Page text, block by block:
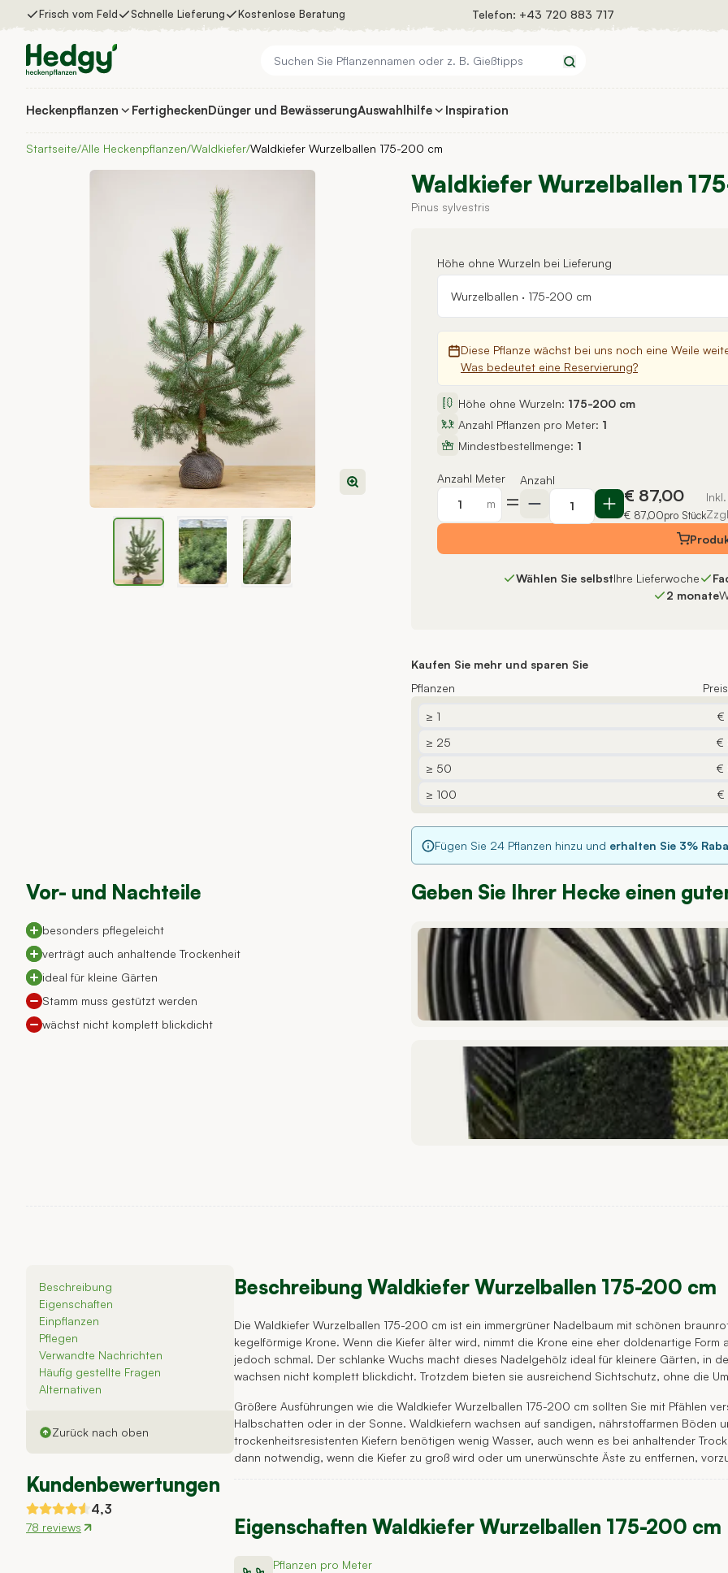
Zum Inhalt springen
Frisch vom Feld Schnelle Lieferung Kostenlose Beratung Telefon: +43 720 883 717
Suchen
Heckenpflanzen
Dünger und Bewässerung
Heckenpflanzen FertigheckenDünger und BewässerungAuswahlhilfe Inspiration
Startseite/Alle Heckenpflanzen/Waldkiefer/Waldkiefer Wurzelballen 175-200 cm
View larger imageView larger imageView larger image
Waldkiefer Wurzelballen
Pinus sylvestris
Höhe ohne Wurzeln bei Lieferung
Wurzelballen · 175-200 cm
Diese Pflanze wächst bei uns noch eine Weile
Was bedeutet eine Reservierung?
Höhe ohne Wurzeln: 175-200 cm
Anzahl Pflanzen pro Meter: 1
Mindestbestellmenge: 1
Anzahl Meter
m
=
Anzahl
€ 87,00
€ 87,00pro Stück
Wählen Sie selbstIhre Lieferwoche
2 monate
Kaufen Sie mehr und sparen Sie
Pflanzen
≥ 1
€
≥ 25
€
≥ 50
€
≥ 100
€
Fügen Sie 24 Pflanzen hinzu und erhalten Sie 3%
Vor- und Nachteile
besonders pflegeleicht
verträgt auch anhaltende Trockenheit
ideal für kleine Gärten
Stamm muss gestützt werden
wächst nicht komplett blickdicht
Geben Sie Ihrer Hecke einen
Beschreibung
Eigenschaften
Einpflanzen
Pflegen
Verwandte Nachrichten
Häufig gestellte Fragen
Alternativen
Zurück nach oben
Kundenbewertungen
4,3
78 reviews
Beschreibung Waldkiefer Wurzelballen 175-200 cm
Die Waldkiefer Wurzelballen 175-200 cm ist ein immergrüner Nadelbaum mit schönen
kegelförmige Krone. Wenn die Kiefer älter wird, nimmt die Krone eine eher doldenartige
jedoch schmal. Der schlanke Wuchs macht dieses Nadelgehölz ideal für kleinere Gärten, in
wachsen nicht komplett blickdicht. Trotzdem bieten sie ausreichend Sichtschutz, ohne die
Größere Ausführungen wie die Waldkiefer Wurzelballen 175-200 cm sollten Sie mit Pfählen
Halbschatten oder in der Sonne. Waldkiefern wachsen auf sandigen, nährstoffarmen Böden
trockenheitsresistenten Kiefern benötigen wenig Wasser, auch wenn es bei anhaltender
dann notwendig, wenn die Kiefer zu groß wird oder um unerwünschte Äste zu entfernen,
Eigenschaften Waldkiefer Wurzelballen 175-200 cm
Pflanzen pro Meter